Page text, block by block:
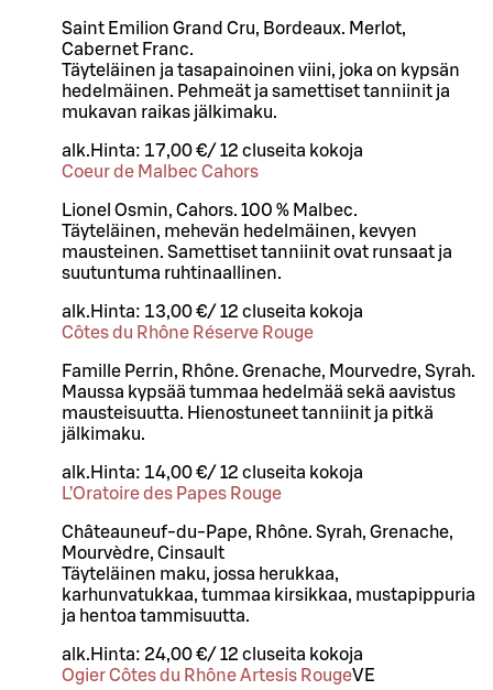
Saint Emilion Grand Cru, Bordeaux. Merlot,
Cabernet Franc.
Täyteläinen ja tasapainoinen viini, joka on kypsän
hedelmäinen. Pehmeät ja samettiset tanniinit ja
mukavan raikas jälkimaku.
alk. Hinta: 17,00 €/ 12 cl useita kokoja
Coeur de Malbec Cahors
Lionel Osmin, Cahors. 100 % Malbec.
Täyteläinen, mehevän hedelmäinen, kevyen
mausteinen. Samettiset tanniinit ovat runsaat ja
suutuntuma ruhtinaallinen.
alk. Hinta: 13,00 €/ 12 cl useita kokoja
Côtes du Rhône Réserve Rouge
Famille Perrin, Rhône. Grenache, Mourvedre, Syrah.
Maussa kypsää tummaa hedelmää sekä aavistus
mausteisuutta. Hienostuneet tanniinit ja pitkä
jälkimaku.
alk. Hinta: 14,00 €/ 12 cl useita kokoja
L’Oratoire des Papes Rouge
Châteauneuf-du-Pape, Rhône. Syrah, Grenache,
Mourvèdre, Cinsault
Täyteläinen maku, jossa herukkaa,
karhunvatukkaa, tummaa kirsikkaa, mustapippuria
ja hentoa tammisuutta.
alk. Hinta: 24,00 €/ 12 cl useita kokoja
Ogier Côtes du Rhône Artesis RougeVE